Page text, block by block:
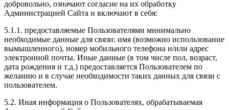
добровольно, означают согласие на их обработку
Администрацией Сайта и включают в себя:
5.1.1. предоставляемые Пользователями минимально
необходимые данные для связи: имя (возможно использование
вымышленного), номер мобильного телефона и/или адрес
электронной почты. Иные данные (в том числе пол, возраст,
дата рождения и т.д.) предоставляется Пользователем по
желанию и в случае необходимости таких данных для связи с
пользователем.
5.2. Иная информация о Пользователях, обрабатываемая